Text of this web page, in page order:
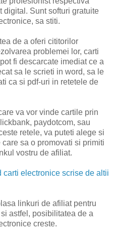
digital. Sunt softuri gratuite
sa stiti.
de a oferi cititorilor
problemei lor, carti
fi descarcate imediat ce a
sa le scrieti in word, sa le
ca si pdf-uri in retetele de
va vor vinde cartile prin
paydotcom, sau
retele, va puteti alege si
sa o promovati si primiti
vostru de afiliat.
carti electronice scrise de altii
linkuri de afiliat pentru
astfel, posibilitatea de a
creste.